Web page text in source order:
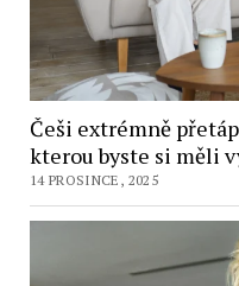
Češi extrémně
kterou byste si měli
14 PROSINCE, 2025